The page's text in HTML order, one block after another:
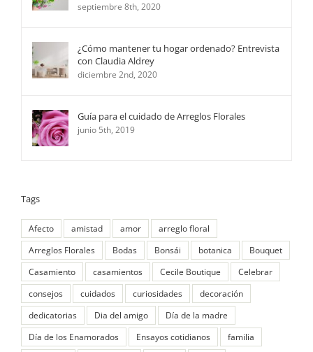
septiembre 8th, 2020
¿Cómo mantener tu hogar ordenado? Entrevista
con Claudia Aldrey
diciembre 2nd, 2020
Guía para el cuidado de Arreglos Florales
junio 5th, 2019
Tags
Afecto amistad amor
arreglo floral
Arreglos Florales
Bodas Bonsái botanica
Bouquet
Casamiento
casamientos Cecile Boutique
Celebrar
consejos
cuidados curiosidades
decoración
dedicatorias
Dia del amigo
Día de la madre
Día de los Enamorados
Ensayos cotidianos
familia